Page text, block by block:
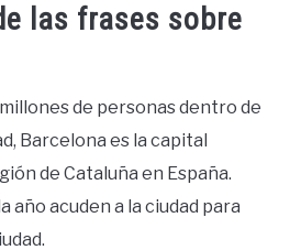
las frases sobre
millones de personas dentro de
Barcelona es la capital
de Cataluña en España.
año acuden a la ciudad para